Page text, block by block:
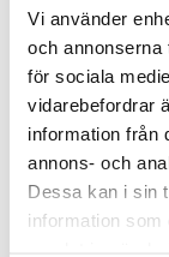
Vi använder
och annonserna
för sociala
vidarebefordrar
information från
annons- och
Dessa kan i sin
information som
Pink Sugar
Lotion
AQUOLINA
11,16 € (13,95€
kampanja